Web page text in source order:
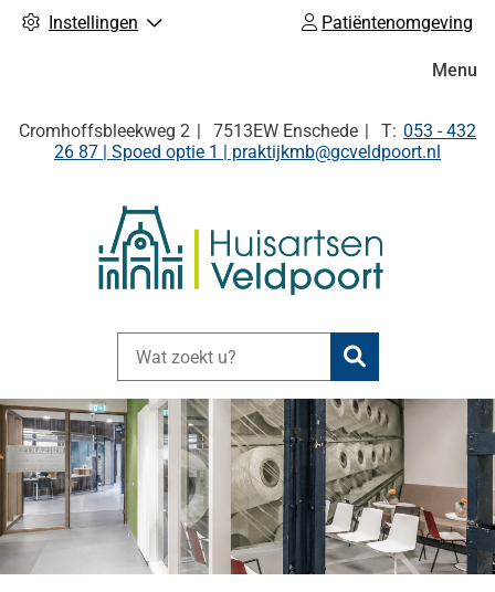
Instellingen Patiëntenomgeving
Cromhoffsbleekweg 2 7513EW Enschede Tel:
053 - 432
26 87 | Spoed optie 1 | praktijkmb@gcveldpoort.nl
Zoeken
Menu